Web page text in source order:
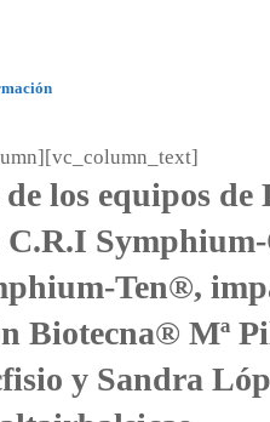
los equipos
C.R.I
Ten®,
Biotecna® Mª
y Sandra